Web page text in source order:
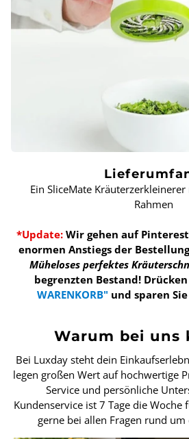
Ein SliceMate
Rahmen
*Update: Wir gehen auf
enormen Anstiegs der
Müheloses perfektes
begrenzten Bestand!
WARENKORB" und sparen
Warum bei uns
Bei Luxday steht dein
legen großen Wert auf hochwertige
Service und persönliche
Kundenservice ist 7 Tage die
gerne bei allen Fragen rund um